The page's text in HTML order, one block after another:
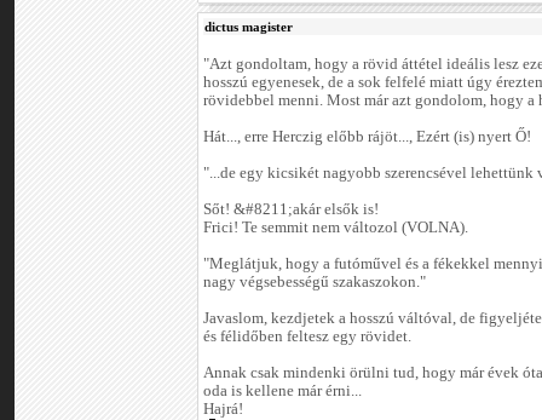
dictus magister
"Azt gondoltam, hogy a rövid áttétel ideális lesz
hosszú egyenesek, de a sok felfelé miatt úgy
rövidebbel menni. Most már azt gondolom, hogy a
Hát..., erre Herczig előbb rájöt..., Ezért (is) nyert Ő!
"...de egy kicsikét nagyobb szerencsével lehettünk
Sőt! &#8211;akár elsők is!
Frici! Te semmit nem változol (VOLNA).
"Meglátjuk, hogy a futóművel és a fékekkel
nagy végsebességű szakaszokon."
Javaslom, kezdjetek a hosszú váltóval, de
és félidőben feltesz egy rövidet.
Annak csak mindenki örülni tud, hogy már évek
oda is kellene már érni...
Hajrá!